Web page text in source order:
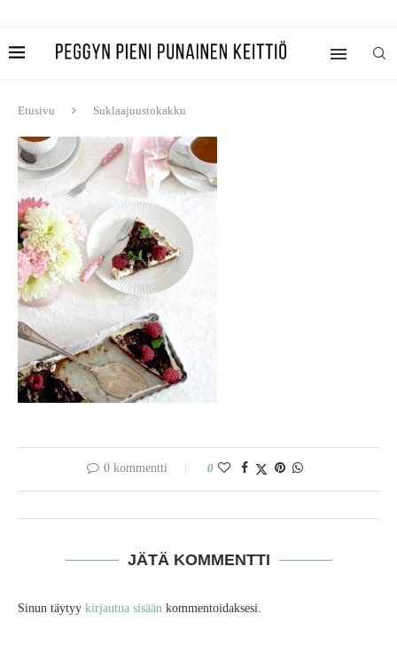
Etusivu Suklaajuustokakku
0 kommentti 0
JÄTÄ KOMMENTTI
Sinun täytyy kirjautua sisään kommentoidaksesi.